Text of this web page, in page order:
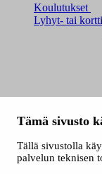
Tämä sivusto
Tällä sivustolla
palvelun teknisen
Koulutukset
Lyhyt- tai
Metsäalan
Lyhytkoulutus